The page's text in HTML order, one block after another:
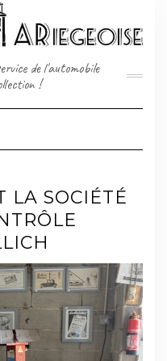
de l'automobile
!
LA SOCIÉTÉ